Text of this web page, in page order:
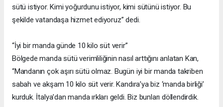
sütü istiyor. Kimi yoğurdunu istiyor, kimi sütünü istiyor. Bu
şekilde vatandaşa hizmet ediyoruz” dedi.
“İyi bir manda günde 10 kilo süt verir”
Bölgede manda sütü verimliliğinin nasıl arttığını anlatan Kan,
“Mandanın çok aşırı sütü olmaz. Bugün iyi bir manda takriben
sabah ve akşam 10 kilo süt verir. Kandıra’ya biz ‘manda birliği’
kurduk. İtalya’dan manda ırkları geldi. Biz bunları döllendirdik.